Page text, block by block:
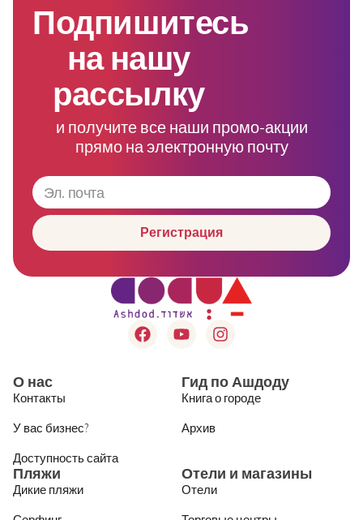
Подпишитесь
на нашу
рассылку
и получите все наши промо-акции
прямо на электронную почту
Регистрация
О нас
Контакты
У вас бизнес?
Доступность сайта
Гид по Ашдоду
Книга о городе
Архив
Пляжи
Дикие пляжи
Отели и магазины
Отели